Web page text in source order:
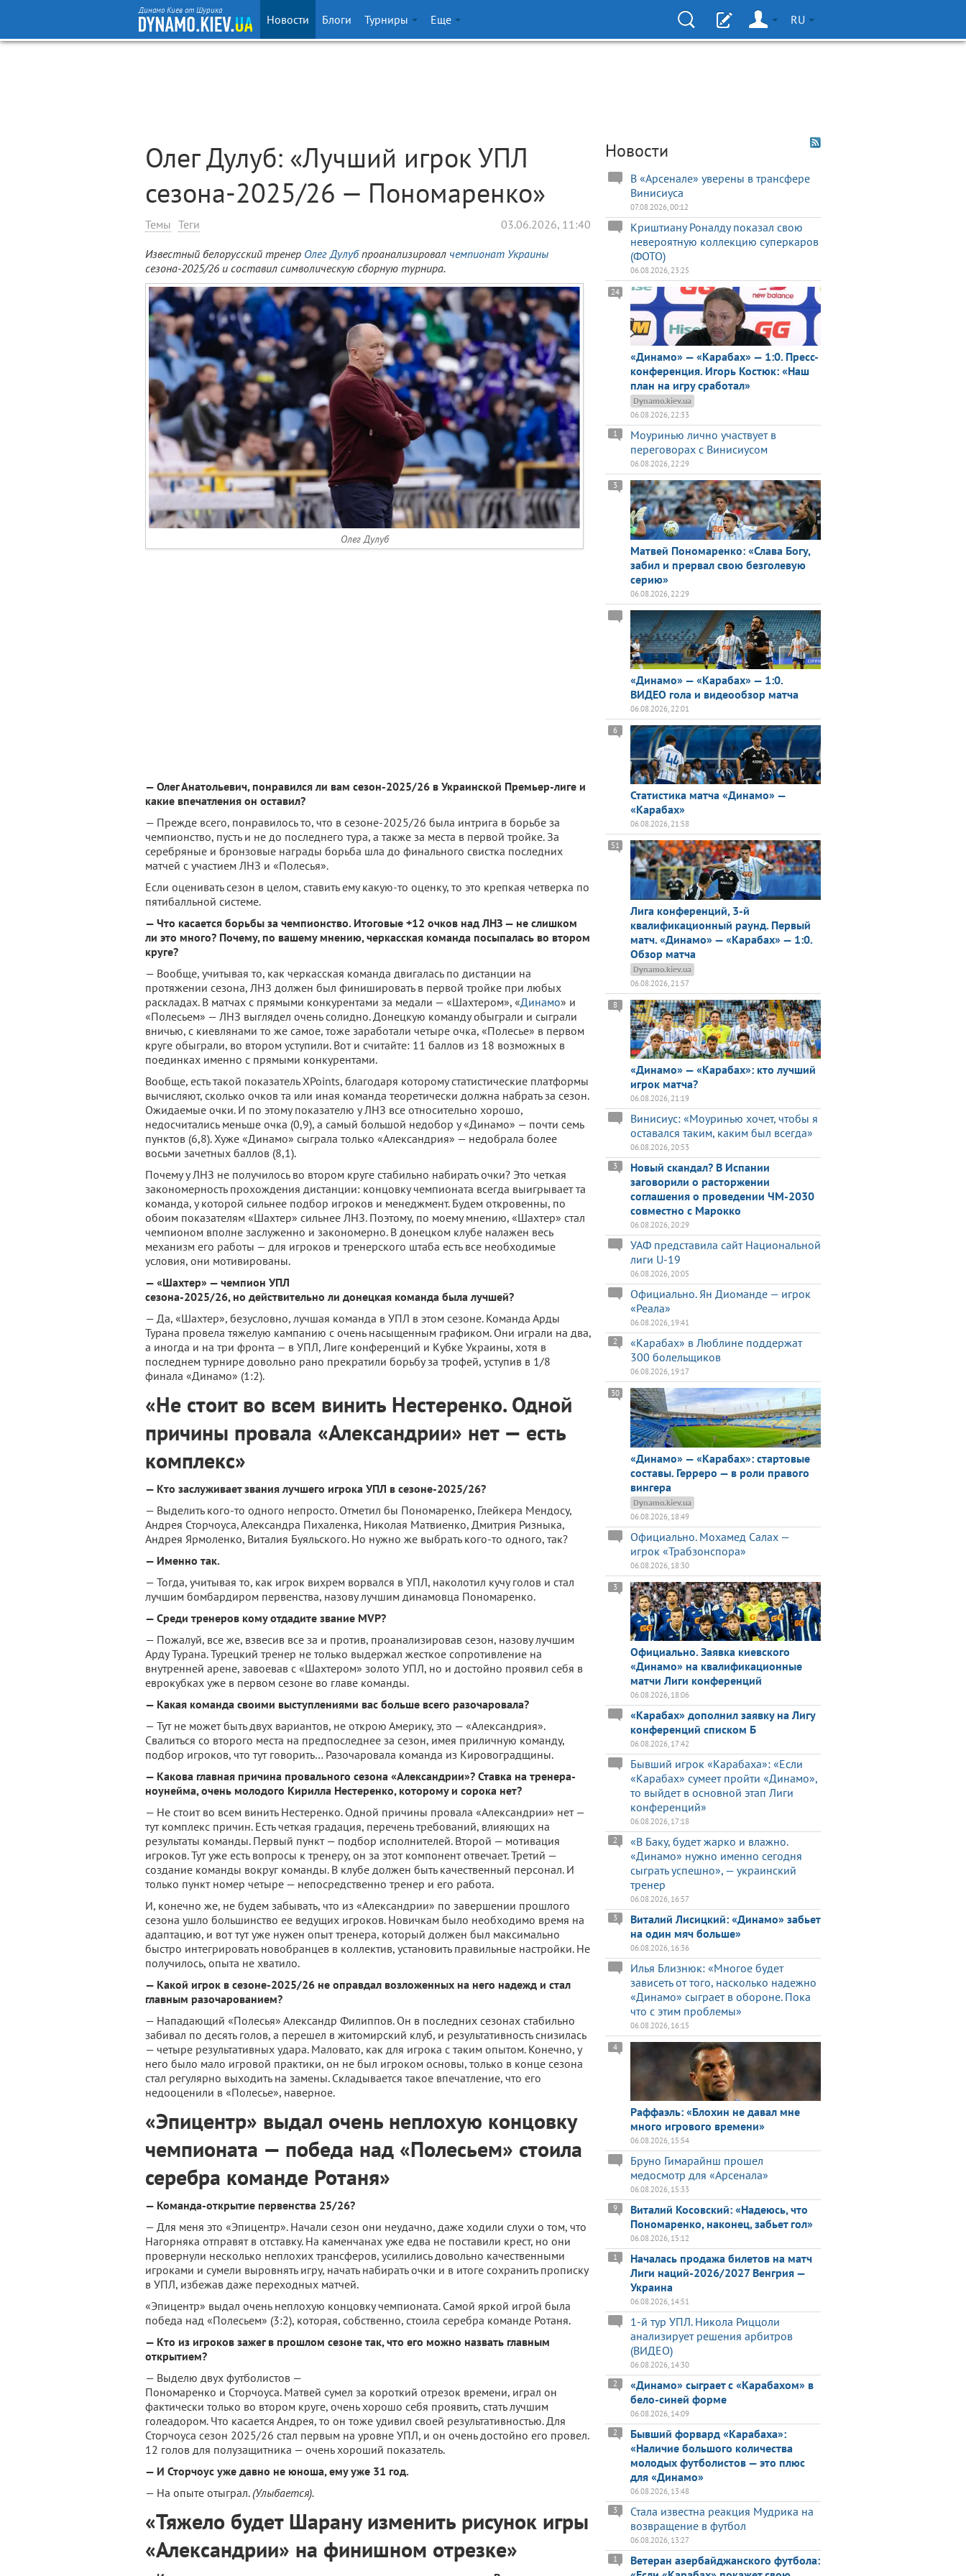
Динамо Киев от Шурика
Новости Блоги Турниры Еще RU
Олег Дулуб: «Лучший игрок УПЛ
сезона-2025/26 — Пономаренко»
Темы Теги 03.06.2026, 11:40
Известный белорусский тренер Олег Дулубпроанализировал чемпионат Украины
сезона-2025/26 и составил символическую сборную турнира.
Олег Дулуб
— Олег Анатольевич, понравился ли вам сезон-2025/26 в Украинской Премьер-лиге и
какие впечатления он оставил?
— Прежде всего, понравилось то, что в сезоне-2025/26 была интрига в борьбе за
чемпионство, пусть и не до последнего тура, а также за места в первой тройке. За
серебряные и бронзовые награды борьба шла до финального свистка последних
матчей с участием ЛНЗ и «Полесья».
Если оценивать сезон в целом, ставить ему какую-то оценку, то это крепкая четверка по
пятибалльной системе.
— Что касается борьбы за чемпионство. Итоговые +12 очков над ЛНЗ — не слишком
ли это много? Почему, по вашему мнению, черкасская команда посыпалась во втором
круге?
— Вообще, учитывая то, как черкасская команда двигалась по дистанции на
протяжении сезона, ЛНЗ должен был финишировать в первой тройке при любых
раскладах. В матчах с прямыми конкурентами за медали — «Шахтером», «Динамо» и
«Полесьем» — ЛНЗ выглядел очень солидно. Донецкую команду обыграли и сыграли
вничью, с киевлянами то же самое, тоже заработали четыре очка, «Полесье» в первом
круге обыграли, во втором уступили. Вот и считайте: 11 баллов из 18 возможных в
поединках именно с прямыми конкурентами.
Вообще, есть такой показатель XPoints, благодаря которому статистические платформы
вычисляют, сколько очков та или иная команда теоретически должна набрать за сезон.
Ожидаемые очки. И по этому показателю у ЛНЗ все относительно хорошо,
недосчитались меньше очка (0,9), а самый большой недобор у «Динамо» — почти семь
пунктов (6,8). Хуже «Динамо» сыграла только «Александрия» — недобрала более
восьми зачетных баллов (8,1).
Почему у ЛНЗ не получилось во втором круге стабильно набирать очки? Это четкая
закономерность прохождения дистанции: концовку чемпионата всегда выигрывает та
команда, у которой сильнее подбор игроков и менеджмент. Будем откровенны, по
обоим показателям «Шахтер» сильнее ЛНЗ. Поэтому, по моему мнению, «Шахтер» стал
чемпионом вполне заслуженно и закономерно. В донецком клубе налажен весь
механизм его работы — для игроков и тренерского штаба есть все необходимые
условия, они мотивированы.
— «Шахтер» — чемпион УПЛ
сезона-2025/26, но действительно ли донецкая команда была лучшей?
— Да, «Шахтер», безусловно, лучшая команда в УПЛ в этом сезоне. Команда Арды
Турана провела тяжелую кампанию с очень насыщенным графиком. Они играли на два,
а иногда и на три фронта — в УПЛ, Лиге конференций и Кубке Украины, хотя в
последнем турнире довольно рано прекратили борьбу за трофей, уступив в 1/8
финала «Динамо» (1:2).
«Не стоит во всем винить Нестеренко. Одной
причины провала «Александрии» нет — есть
комплекс»
— Кто заслуживает звания лучшего игрока УПЛ в сезоне-2025/26?
— Выделить кого-то одного непросто. Отметил бы Пономаренко, Глейкера Мендосу,
Андрея Сторчоуса, Александра Пихаленка, Николая Матвиенко, Дмитрия Ризныка,
Андрея Ярмоленко, Виталия Буяльского. Но нужно же выбрать кого-то одного, так?
— Именно так.
— Тогда, учитывая то, как игрок вихрем ворвался в УПЛ, наколотил кучу голов и стал
лучшим бомбардиром первенства, назову лучшим динамовца Пономаренко.
— Среди тренеров кому отдадите звание MVP?
— Пожалуй, все же, взвесив все за и против, проанализировав сезон, назову лучшим
Арду Турана. Турецкий тренер не только выдержал жесткое сопротивление на
внутренней арене, завоевав с «Шахтером» золото УПЛ, но и достойно проявил себя в
еврокубках уже в первом сезоне во главе команды.
— Какая команда своими выступлениями вас больше всего разочаровала?
— Тут не может быть двух вариантов, не открою Америку, это — «Александрия».
Свалиться со второго места на предпоследнее за сезон, имея приличную команду,
подбор игроков, что тут говорить… Разочаровала команда из Кировоградщины.
— Какова главная причина провального сезона «Александрии»? Ставка на тренера-
ноунейма, очень молодого Кирилла Нестеренко, которому и сорока нет?
— Не стоит во всем винить Нестеренко. Одной причины провала «Александрии» нет —
тут комплекс причин. Есть четкая градация, перечень требований, влияющих на
результаты команды. Первый пункт — подбор исполнителей. Второй — мотивация
игроков. Тут уже есть вопросы к тренеру, он за этот компонент отвечает. Третий —
создание команды вокруг команды. В клубе должен быть качественный персонал. И
только пункт номер четыре — непосредственно тренер и его работа.
И, конечно же, не будем забывать, что из «Александрии» по завершении прошлого
сезона ушло большинство ее ведущих игроков. Новичкам было необходимо время на
адаптацию, и вот тут уже нужен опыт тренера, который должен был максимально
быстро интегрировать новобранцев в коллектив, установить правильные настройки. Не
получилось, опыта не хватило.
— Какой игрок в сезоне-2025/26 не оправдал возложенных на него надежд и стал
главным разочарованием?
— Нападающий «Полесья» Александр Филиппов. Он в последних сезонах стабильно
забивал по десять голов, а перешел в житомирский клуб, и результативность снизилась
— четыре результативных удара. Маловато, как для игрока с таким опытом. Конечно, у
него было мало игровой практики, он не был игроком основы, только в конце сезона
стал регулярно выходить на замены. Складывается такое впечатление, что его
недооценили в «Полесье», наверное.
«Эпицентр» выдал очень неплохую концовку
чемпионата — победа над «Полесьем» стоила
серебра команде Ротаня»
— Команда-открытие первенства 25/26?
— Для меня это «Эпицентр». Начали сезон они неудачно, даже ходили слухи о том, что
Нагорняка отправят в отставку. На каменчанах уже едва не поставили крест, но они
провернули несколько неплохих трансферов, усилились довольно качественными
игроками и сумели выровнять игру, начать набирать очки и в итоге сохранить прописку
в УПЛ, избежав даже переходных матчей.
«Эпицентр» выдал очень неплохую концовку чемпионата. Самой яркой игрой была
победа над «Полесьем» (3:2), которая, собственно, стоила серебра команде Ротаня.
— Кто из игроков зажег в прошлом сезоне так, что его можно назвать главным
открытием?
— Выделю двух футболистов —
Пономаренко и Сторчоуса. Матвей сумел за короткий отрезок времени, играл он
фактически только во втором круге, очень хорошо себя проявить, стать лучшим
голеадором. Что касается Андрея, то он тоже удивил своей результативностью. Для
Сторчоуса сезон 2025/26 стал первым на уровне УПЛ, и он очень достойно его провел.
12 голов для полузащитника — очень хороший показатель.
— И Сторчоус уже давно не юноша, ему уже 31 год.
— На опыте отыграл. (Улыбается).
«Тяжело будет Шарану изменить рисунок игры
«Александрии» на финишном отрезке»
Новости
В «Арсенале» уверены в трансфере
Винисиуса
07.08.2026, 00:12
Криштиану Роналду показал свою
невероятную коллекцию суперкаров
(ФОТО)
06.08.2026, 23:25
«Динамо» — «Карабах» — 1:0. Пресс-
конференция. Игорь Костюк: «Наш
план на игру сработал»
24
Dynamo.kiev.ua
06.08.2026, 22:33
Моуринью лично участвует в
переговорах с Винисиусом
1
06.08.2026, 22:29
Матвей Пономаренко: «Слава Богу,
забил и прервал свою безголевую
серию»
3
06.08.2026, 22:29
«Динамо» — «Карабах» — 1:0.
ВИДЕО гола и видеообзор матча
06.08.2026, 22:01
Статистика матча «Динамо» —
«Карабах»
6
06.08.2026, 21:58
Лига конференций, 3-й
квалификационный раунд. Первый
матч. «Динамо» — «Карабах» — 1:0.
Обзор матча
51
Dynamo.kiev.ua
06.08.2026, 21:57
«Динамо» — «Карабах»: кто лучший
игрок матча?
8
06.08.2026, 21:19
Винисиус: «Моуринью хочет, чтобы я
оставался таким, каким был всегда»
06.08.2026, 20:53
Новый скандал? В Испании
заговорили о расторжении
соглашения о проведении ЧМ-2030
совместно с Марокко
3
06.08.2026, 20:29
УАФ представила сайт Национальной
лиги U-19
06.08.2026, 20:05
Официально. Ян Диоманде — игрок
«Реала»
06.08.2026, 19:41
«Карабах» в Люблине поддержат
300 болельщиков
2
06.08.2026, 19:17
«Динамо» — «Карабах»: стартовые
составы. Герреро — в роли правого
вингера
30
Dynamo.kiev.ua
06.08.2026, 18:49
Официально. Мохамед Салах —
игрок «Трабзонспора»
06.08.2026, 18:30
Официально. Заявка киевского
«Динамо» на квалификационные
матчи Лиги конференций
3
06.08.2026, 18:06
«Карабах» дополнил заявку на Лигу
конференций списком Б
06.08.2026, 17:42
Бывший игрок «Карабаха»: «Если
«Карабах» сумеет пройти «Динамо»,
то выйдет в основной этап Лиги
конференций»
06.08.2026, 17:18
«В Баку, будет жарко и влажно.
«Динамо» нужно именно сегодня
сыграть успешно», — украинский
тренер
2
06.08.2026, 16:57
Виталий Лисицкий: «Динамо» забьет
на один мяч больше»
3
06.08.2026, 16:36
Илья Близнюк: «Многое будет
зависеть от того, насколько надежно
«Динамо» сыграет в обороне. Пока
что с этим проблемы»
06.08.2026, 16:15
Раффаэль: «Блохин не давал мне
много игрового времени»
4
06.08.2026, 15:54
Бруно Гимарайнш прошел
медосмотр для «Арсенала»
06.08.2026, 15:33
Виталий Косовский: «Надеюсь, что
Пономаренко, наконец, забьет гол»
9
06.08.2026, 15:12
Началась продажа билетов на матч
Лиги наций-2026/2027 Венгрия —
Украина
1
06.08.2026, 14:51
1-й тур УПЛ. Никола Риццоли
анализирует решения арбитров
(ВИДЕО)
06.08.2026, 14:30
«Динамо» сыграет с «Карабахом» в
бело-синей форме
2
06.08.2026, 14:09
Бывший форвард «Карабаха»:
«Наличие большого количества
молодых футболистов — это плюс
для «Динамо»
2
06.08.2026, 13:48
Стала известна реакция Мудрика на
возвращение в футбол
3
06.08.2026, 13:27
Ветеран азербайджанского футбола:
1